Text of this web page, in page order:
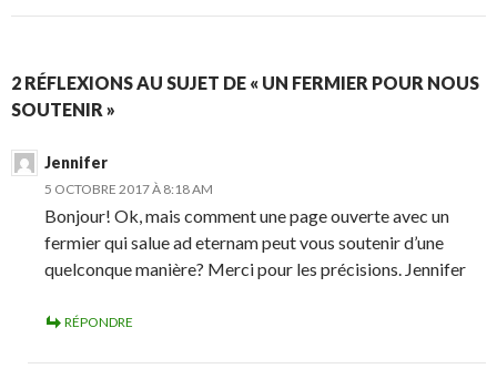
2 RÉFLEXIONS AU SUJET DE « UN FERMIER POUR NOUS
SOUTENIR »
Jennifer
5 OCTOBRE 2017 À 8:18 AM
Bonjour! Ok, mais comment une page ouverte avec un
fermier qui salue ad eternam peut vous soutenir d’une
quelconque manière? Merci pour les précisions. Jennifer
RÉPONDRE